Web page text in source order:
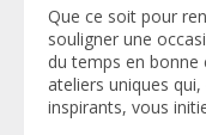
Que ce soit pour
souligner une
du temps en
ateliers uniques
inspirants, vous